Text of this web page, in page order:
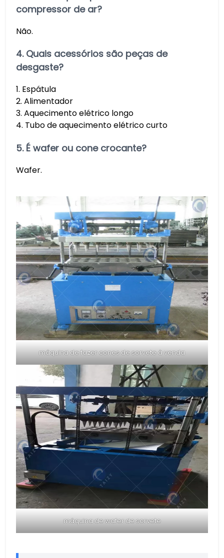
compressor de ar?
Não.
4. Quais acessórios são peças de
desgaste?
1. Espátula
2. Alimentador
3. Aquecimento elétrico longo
4. Tubo de aquecimento elétrico curto
5. É wafer ou cone crocante?
Wafer.
máquina de fazer cones de sorvete à venda
máquina de wafer de sorvete